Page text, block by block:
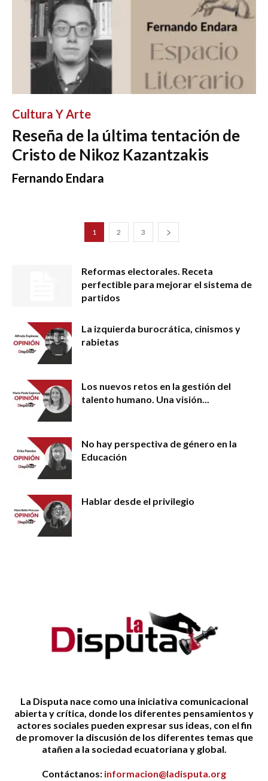
Cultura Y Arte
Reseña de la última tentación de
Cristo de Nikoz Kazantzakis
Fernando Endara
1 2 3
Reformas electorales. Receta
perfectible para mejorar el sistema de
partidos
La izquierda burocrática, cinismos y
rabietas
Los nuevos retos en la gestión del
talento humano. Una visión...
No hay perspectiva de género en la
Educación
Hablar desde el privilegio
La Disputa nace como una iniciativa comunicacional
abierta y crítica, donde los diferentes pensamientos y
actores sociales pueden expresar sus ideas, con el fin
de promover la discusión de los diferentes temas que
atañen a la sociedad ecuatoriana y global.
Contáctanos: informacion@ladisputa.org